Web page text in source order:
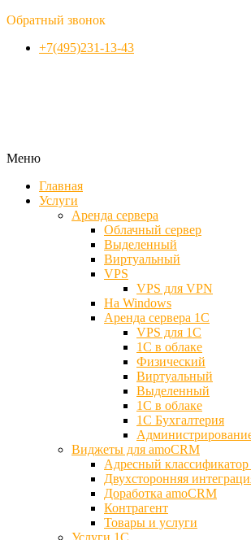
Обратный звонок
+7(495)231-13-43
Меню
Главная
Услуги
Аренда сервера
Облачный сервер
Выделенный
Виртуальный
VPS
VPS для VPN
На Windows
Аренда сервера 1С
VPS для 1С
1С в облаке
Физический
Виртуальный
Выделенный
1С в облаке
1С Бухгалтерия
Виджеты для amoCRM
Адресный классификатор
Двухсторонняя
Доработка amoCRM
Контрагент
Товары и услуги
Услуги 1С